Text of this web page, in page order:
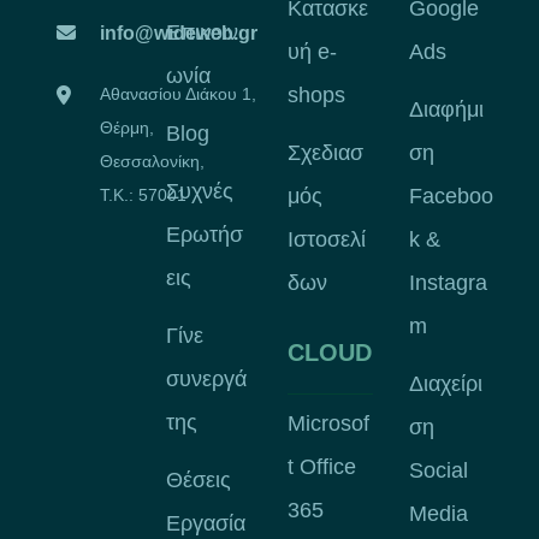
info@wideweb.gr
Αθανασίου Διάκου 1,
Θέρμη,
Θεσσαλονίκη,
Τ.Κ.: 57001
Επικοιν
ωνία
Blog
Συχνές
Ερωτήσ
εις
Γίνε
συνεργά
της
Θέσεις
Εργασία
Κατασκε
υή e-
shops
Σχεδιασ
μός
Ιστοσελί
δων
CLOUD
Microsof
t Office
365
Google
Ads
Διαφήμι
ση
Faceboo
k &
Instagra
m
Διαχείρι
ση
Social
Media